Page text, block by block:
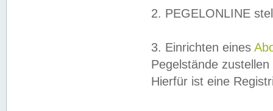
2. PEGELONLINE
3. Einrichten eines
Pegelstände
Hierfür ist eine